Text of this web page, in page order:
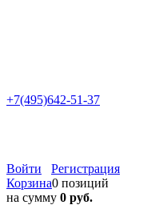
+7(495)642-51-37
Войти
Регистрация
Корзина0 позиций
на сумму 0 руб.